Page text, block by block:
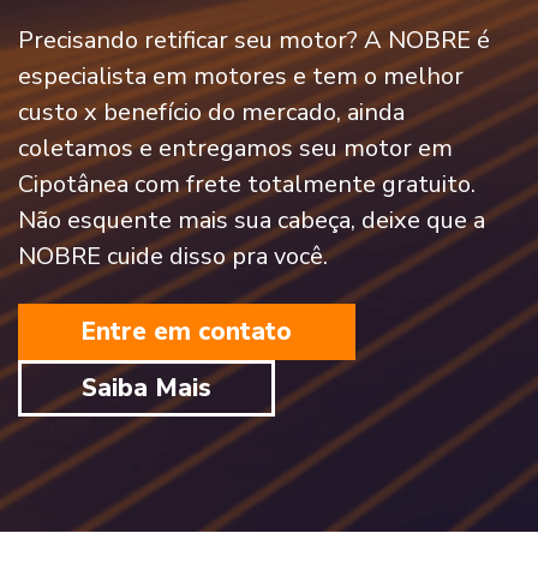
Precisando retificar seu motor? A NOBRE é
especialista em motores e tem o melhor
custo x benefício do mercado, ainda
coletamos e entregamos seu motor em
Cipotânea com frete totalmente gratuito.
Não esquente mais sua cabeça, deixe que a
NOBRE cuide disso pra você.
Entre em contato
Saiba Mais